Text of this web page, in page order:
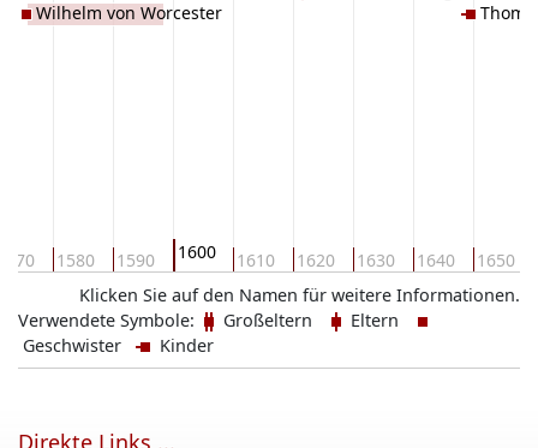
1580 1590 1600 1610 1620 1630 1640 1650
Wilhelm von Worcester
Klicken Sie auf den Namen für weitere Informationen.
Verwendete Symbole:
Großeltern
Eltern
Geschwister
Kinder
Direkte Links ...